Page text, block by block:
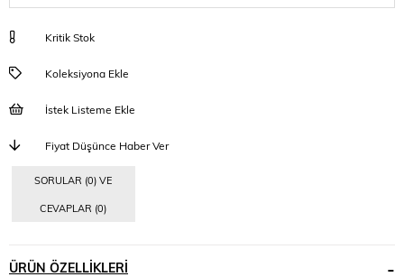
Kritik Stok
Koleksiyona Ekle
İstek Listeme Ekle
Fiyat Düşünce Haber Ver
SORULAR (0) VE
CEVAPLAR (0)
ÜRÜN ÖZELLIKLERI